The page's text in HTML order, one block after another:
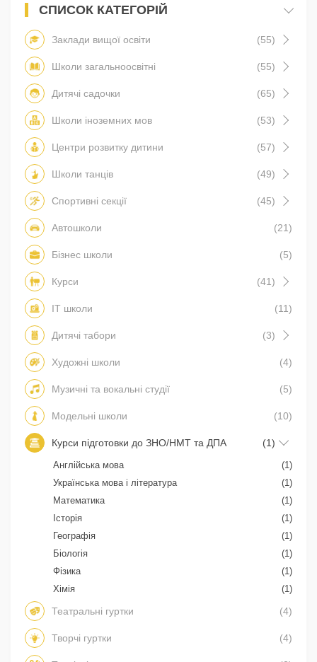
СПИСОК КАТЕГОРІЙ
Заклади вищої освіти (55)
Школи загальноосвітні (55)
Дитячі садочки (65)
Школи іноземних мов (53)
Центри розвитку дитини (57)
Школи танців (49)
Спортивні секції (45)
Автошколи (21)
Бізнес школи (5)
Курси (41)
IT школи (11)
Дитячі табори (3)
Художні школи (4)
Музичні та вокальні студії (5)
Модельні школи (10)
Курси підготовки до ЗНО/НМТ та ДПА (1)
Англійська мова
(1)
Українська мова і література
(1)
Математика
(1)
Історія
(1)
Географія
(1)
Біологія
(1)
Фізика
(1)
Хімія
(1)
Театральні гуртки (4)
Творчі гуртки (4)